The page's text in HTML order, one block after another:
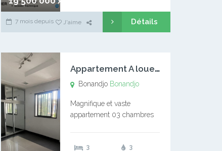
7 mois depuis J'aime Détails
A
ppartement A louer Bonandjo
Bonandjo Bonandjo
Magnifique et vaste
appartement 03 chambres
douches 01 vaste salon 01
3
3